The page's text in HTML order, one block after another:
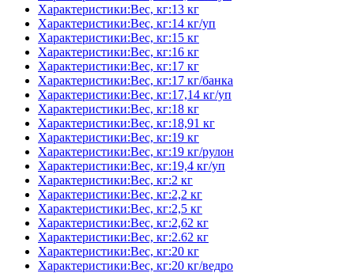
Характеристики:Вес, кг:13 кг
Характеристики:Вес, кг:14 кг/уп
Характеристики:Вес, кг:15 кг
Характеристики:Вес, кг:16 кг
Характеристики:Вес, кг:17 кг
Характеристики:Вес, кг:17 кг/банка
Характеристики:Вес, кг:17,14 кг/уп
Характеристики:Вес, кг:18 кг
Характеристики:Вес, кг:18,91 кг
Характеристики:Вес, кг:19 кг
Характеристики:Вес, кг:19 кг/рулон
Характеристики:Вес, кг:19,4 кг/уп
Характеристики:Вес, кг:2 кг
Характеристики:Вес, кг:2,2 кг
Характеристики:Вес, кг:2,5 кг
Характеристики:Вес, кг:2,62 кг
Характеристики:Вес, кг:2.62 кг
Характеристики:Вес, кг:20 кг
Характеристики:Вес, кг:20 кг/ведро